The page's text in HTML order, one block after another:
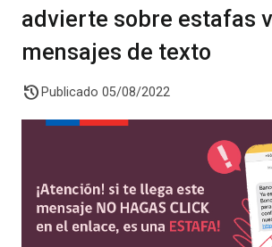
advierte sobre estafas
mensajes de texto
history Publicado 05/08/2022